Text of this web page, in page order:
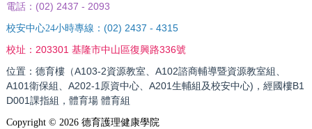
電話： (02) 2437 - 2093
校安中心24小時專線： (02) 2437 - 4315
校址： 203301 基隆市中山區復興路336號
位置：德育樓（A103-2資源教室、A102諮商輔導暨資源教室組、
A101衛保組、A202-1原資中心、A201生輔組及校安中心)，經國樓B1
D001課指組，體育場 體育組
Copyright © 2026德育護理健康學院